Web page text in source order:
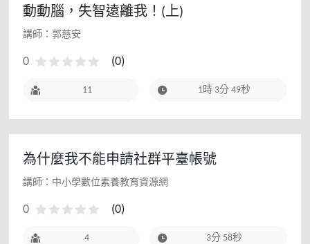
動動腦，失智遠離我！(上)
講師：郭慈安
0 (0)
11 1時 3分 49秒
為什麼我不能申請社群平臺帳號
講師：中小學數位素養教育資源網
0 (0)
4 3分 58秒